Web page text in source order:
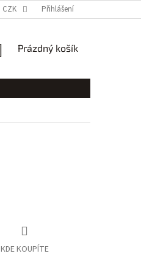
CZK Přihlášení
NÁKUPNÍ
Prázdný košík
KDE KOUPÍTE